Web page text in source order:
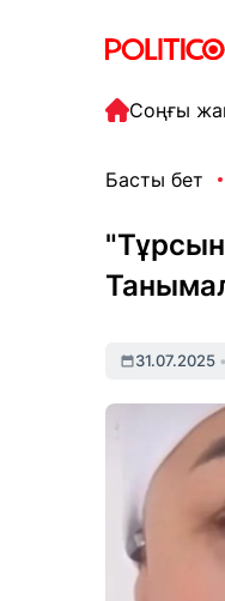
Соңғы
Басты бет
31.07.2025 •